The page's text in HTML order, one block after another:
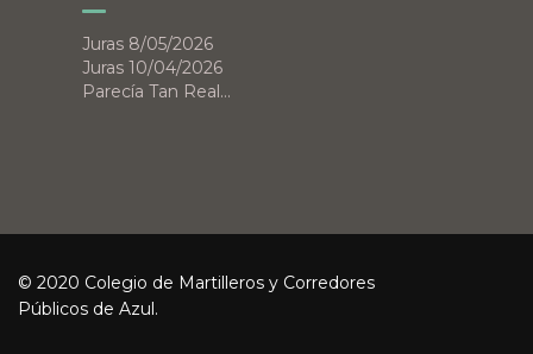
Juras 8/05/2026
Juras 10/04/2026
Parecía Tan Real…
© 2020 Colegio de Martilleros y Corredores
Públicos de Azul.